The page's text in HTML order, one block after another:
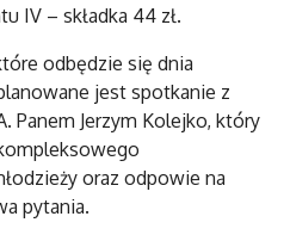
IV – składka 44 zł.
odbędzie się dnia
jest spotkanie z
Panem Jerzym Kolejko, który
oraz odpowie na
pytania.